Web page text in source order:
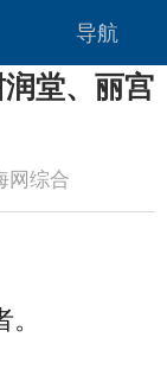
导航
堂、丽宫
网综合